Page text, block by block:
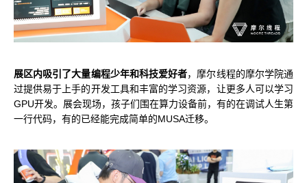
展区内吸引了大量编程少年和科技爱好者，摩尔线程的摩尔学院通
过提供易于上手的开发工具和丰富的学习资源，让更多人可以学习
GPU开发。展会现场，孩子们围在算力设备前，有的在调试人生第
一行代码，有的已经能完成简单的MUSA迁移。